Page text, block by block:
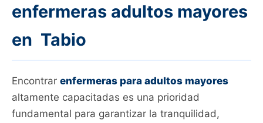
enfermeras adultos mayores
en Tabio
Encontrar enfermeras para adultos mayores
altamente capacitadas es una prioridad
fundamental para garantizar la tranquilidad,